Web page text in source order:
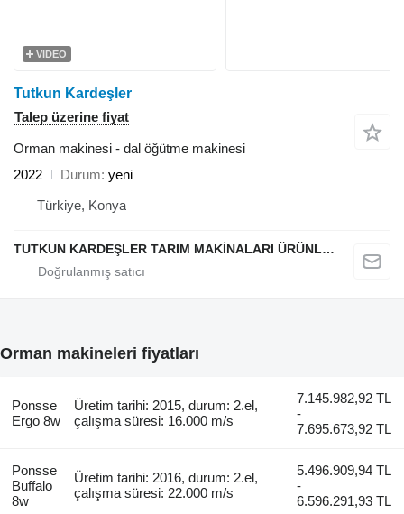
VIDEO
Tutkun Kardeşler
Talep üzerine fiyat
Orman makinesi - dal öğütme makinesi
2022
Durum yeni
Türkiye, Konya
TUTKUN KARDEŞLER TARIM MAKİNALARI ÜRÜNLERİ OTOMOTİV SAN. Ve TİC. LTD.ŞTİ.
Orman makineleri fiyatları
Ponsse
Ergo 8w
Üretim tarihi: 2015, durum: 2.el,
çalışma süresi: 16.000 m/s
7.145.982,92 TL
-
7.695.673,92 TL
Ponsse
Buffalo
8w
Üretim tarihi: 2016, durum: 2.el,
çalışma süresi: 22.000 m/s
5.496.909,94 TL
-
6.596.291,93 TL